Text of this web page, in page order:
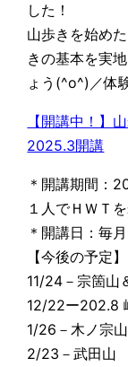
した！
山歩きを始め
きの基本を実
ょう(^o^)／体
【開講中！】
2025.3開講
＊開講期間：
１人でＨＷＴ
＊開講日：毎
【今後の予定】
11/24－宗箇山
12/22ー202.8
1/26－木ノ宗山
2/23－武田山